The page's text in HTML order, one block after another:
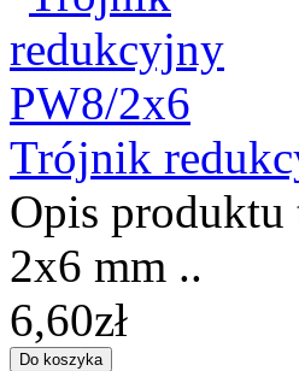
Trójnik
Opis produktu
2x6 mm ..
6,60zł